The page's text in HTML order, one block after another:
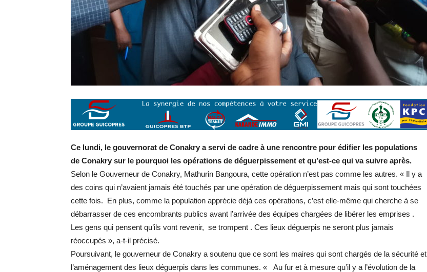
Ce lundi, le gouvernorat de Conakry a servi de cadre à une rencontre pour édifier les populations
de Conakry sur le pourquoi les opérations de déguerpissement et qu’est-ce qui va suivre après.
Selon le Gouverneur de Conakry, Mathurin Bangoura, cette opération n’est pas comme les autres. « Il y a
des coins qui n’avaient jamais été touchés par une opération de déguerpissement mais qui sont touchées
cette fois. En plus, comme la population apprécie déjà ces opérations, c’est elle-même qui cherche à se
débarrasser de ces encombrants publics avant l’arrivée des équipes chargées de libérer les emprises .
Les gens qui pensent qu’ils vont revenir, se trompent . Ces lieux déguerpis ne seront plus jamais
réoccupés », a-t-il précisé.
Poursuivant, le gouverneur de Conakry a soutenu que ce sont les maires qui sont chargés de la sécurité et
l’aménagement des lieux déguerpis dans les communes. « Au fur et à mesure qu’il y a l’évolution de la